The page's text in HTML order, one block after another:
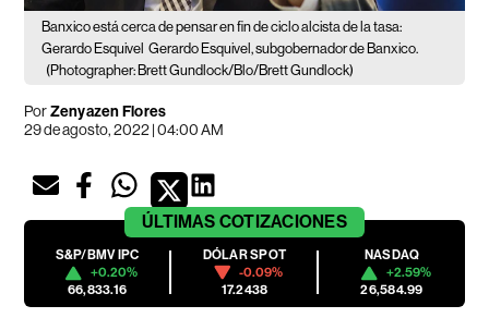
Banxico está cerca de pensar en fin de ciclo alcista de la tasa:
Gerardo Esquivel Gerardo Esquivel, subgobernador de Banxico.
(Photographer: Brett Gundlock/Blo/Brett Gundlock)
PorZenyazen Flores
29 de agosto, 2022 | 04:00 AM
ÚLTIMAS COTIZACIONES
S&P/BMV IPC
+0.20%
66,833.16
DÓLAR SPOT
-0.09%
17.2438
NASDAQ
+2.59%
26,584.99